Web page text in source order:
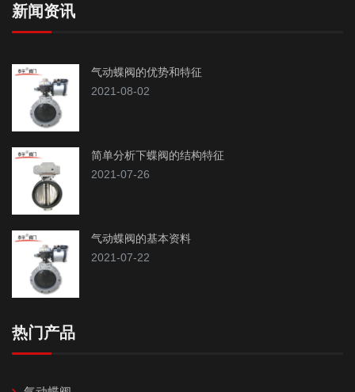
新闻资讯
气动蝶阀的优势和特征
2021-08-02
简单分析下蝶阀的结构特征
2021-07-26
气动蝶阀的基本资料
2021-07-22
热门产品